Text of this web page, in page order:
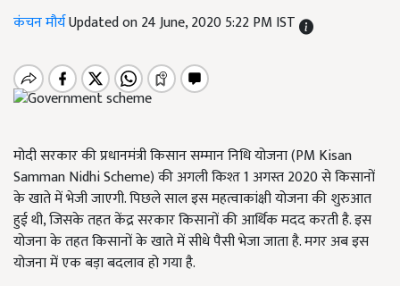
कंचन मौर्यUpdated on 24 June, 2020 5:22 PM IST
मोदी सरकार की प्रधानमंत्री किसान सम्मान निधि योजना (PM Kisan
Samman Nidhi Scheme) की अगली किश्त 1 अगस्त 2020 से किसानों
के खाते में भेजी जाएगी. पिछले साल इस महत्वाकांक्षी योजना की शुरुआत
हुई थी, जिसके तहत केंद्र सरकार किसानों की आर्थिक मदद करती है. इस
योजना के तहत किसानों के खाते में सीधे पैसी भेजा जाता है. मगर अब इस
योजना में एक बड़ा बदलाव हो गया है.